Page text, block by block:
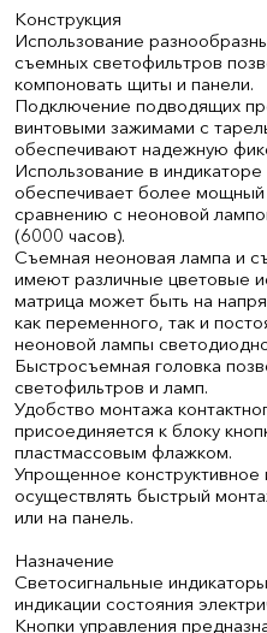
Конструкция
Использование
съемных светофильтров
компоновать щиты и панели.
Подключение подводящих
винтовыми зажимами с
обеспечивают надежную
Использование в
обеспечивает более мощный
сравнению с неоновой
(6000 часов).
Съемная неоновая лампа и
имеют различные цветовые
матрица может быть на
как переменного, так и
неоновой лампы
Быстросъемная головка
светофильтров и ламп.
Удобство монтажа
присоединяется к блоку
пластмассовым флажком.
Упрощенное конструктивное
осуществлять быстрый
или на панель.
Назначение
Светосигнальные
индикации состояния
Кнопки управления